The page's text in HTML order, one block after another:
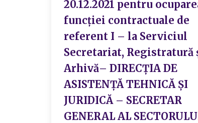
20.12.2021 pentru
funcției contractuale de
referent I – la Serviciul
Secretariat, Registratură
Arhivă– DIRECȚIA DE
ASISTENȚĂ TEHNICĂ ȘI
JURIDICĂ – SECRETAR
GENERAL AL